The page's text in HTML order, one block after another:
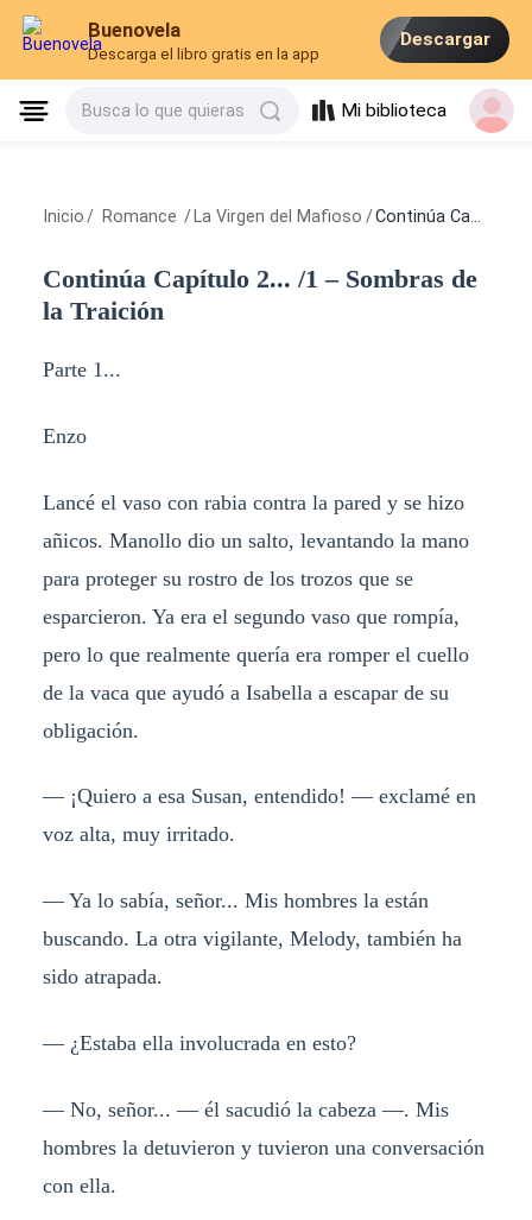
Buenovela
Descarga el libro gratis en la app
Descargar
Busca lo que quieras Mi biblioteca
Inicio / Romance / La Virgen del Mafioso /Continúa Capítulo 2... /1 – Sombras de la Traición
Continúa Capítulo 2... /1 – Sombras de
la Traición
Parte 1...
Enzo
Lancé el vaso con rabia contra la pared y se hizo
añicos. Manollo dio un salto, levantando la mano
para proteger su rostro de los trozos que se
esparcieron. Ya era el segundo vaso que rompía,
pero lo que realmente quería era romper el cuello
de la vaca que ayudó a Isabella a escapar de su
obligación.
— ¡Quiero a esa Susan, entendido! — exclamé en
voz alta, muy irritado.
— Ya lo sabía, señor... Mis hombres la están
buscando. La otra vigilante, Melody, también ha
sido atrapada.
— ¿Estaba ella involucrada en esto?
— No, señor... — él sacudió la cabeza —. Mis
hombres la detuvieron y tuvieron una conversación
con ella.